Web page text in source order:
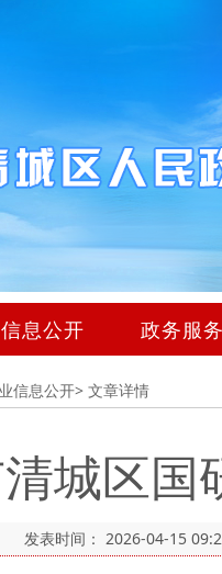
信息公开 政务服
信息公开> 文章详情
城区国
发表时间： 2026-04-15